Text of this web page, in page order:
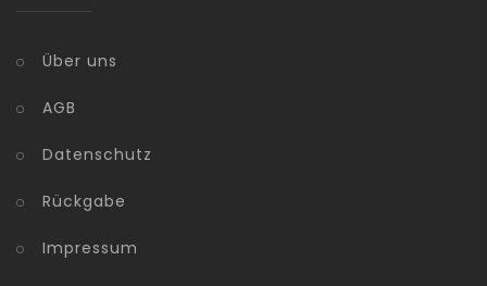
Über uns
AGB
Datenschutz
Rückgabe
Impressum